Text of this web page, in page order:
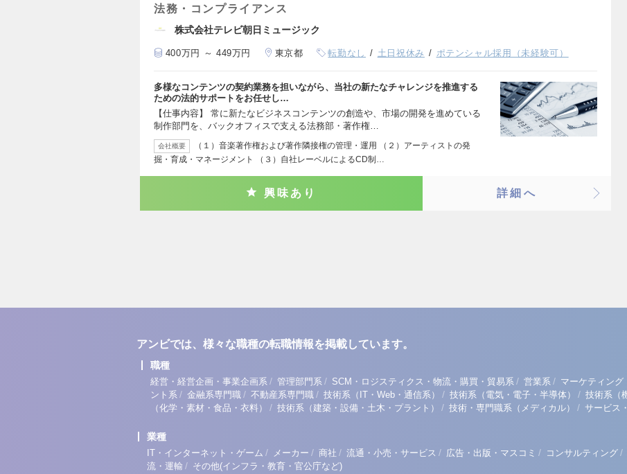
法務・コンプライアンス
株式会社テレビ朝日ミュージック
400万円 ～ 449万円 東京都 転勤なし 土日祝休み ポテンシャル採用（未経験可）
多様なコンテンツの契約業務を担いながら、当社の新たなチャレンジを推進する
ための法的サポートをお任せし…
【仕事内容】 常に新たなビジネスコンテンツの創造や、市場の開発を進めている
制作部門を、バックオフィスで支える法務部・著作権…
会社概要
（１）音楽著作権および著作隣接権の管理・運用 （２）アーティストの発
掘・育成・マネージメント （３）自社レーベルによるCD制…
興味あり 詳細へ
アンビでは、様々な職種の転職情報を掲載しています。
職種
経営・経営企画・事業企画系 / 管理部門系 / SCM・ロジスティクス・物流・購買・貿易系 / 営業系 / マーケティング
ント系 / 金融系専門職 / 不動産系専門職 / 技術系（IT・Web・通信系） / 技術系（電気・電子・半導体） / 技術系（
（化学・素材・食品・衣料）
/ 技術系（建築・設備・土木・プラント） / 技術・専門職系（メディカル） / サービス
業種
IT・インターネット・ゲーム / メーカー / 商社 / 流通・小売・サービス / 広告・出版・マスコミ / コンサルティング /
流・運輸 / その他(インフラ・教育・官公庁など)